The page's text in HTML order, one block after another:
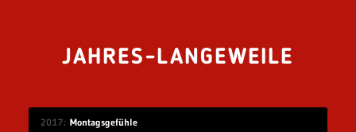
JAHRES-LANGEWEILE
2017 Montagsgefühle